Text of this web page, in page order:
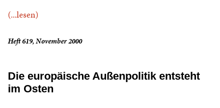
(...lesen)
Heft 619, November 2000
Die europäische Außenpolitik entsteht
im Osten